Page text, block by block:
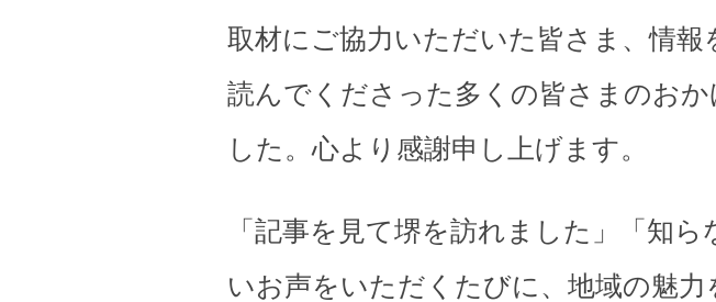
取材にご協力いただいた皆さま、情
読んでくださった多くの皆さまのお
した。心より感謝申し上げます。
「記事を見て堺を訪れました」「知
いお声をいただくたびに、地域の魅